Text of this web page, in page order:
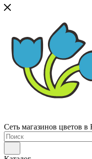
Сеть магазинов цветов в